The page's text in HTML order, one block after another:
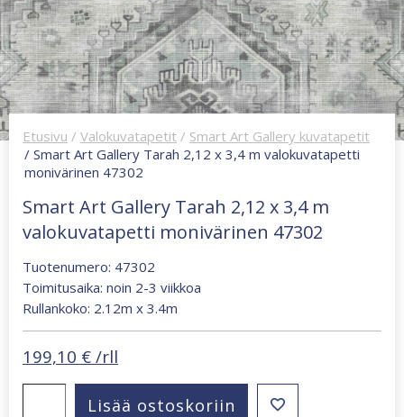
Etusivu / Valokuvatapetit / Smart Art Gallery kuvatapetit
/ Smart Art Gallery Tarah 2,12 x 3,4 m valokuvatapetti
monivärinen 47302
Smart Art Gallery Tarah 2,12 x 3,4 m
valokuvatapetti monivärinen 47302
Tuotenumero: 47302
Toimitusaika: noin 2-3 viikkoa
Rullankoko: 2.12m x 3.4m
199,10 € /rll
Lisää ostoskoriin